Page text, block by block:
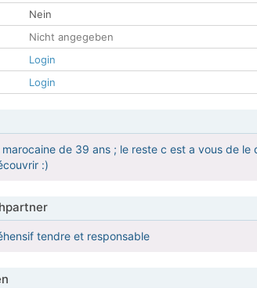
Nein
Nicht angegeben
Login
Login
marocaine de 39 ans ; le reste c est a vous de le
:)
tendre et responsable